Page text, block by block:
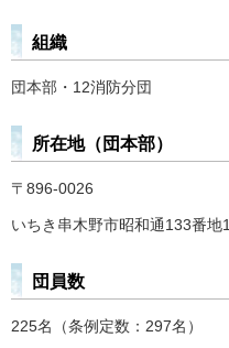
組織
団本部・12消防分団
所在地（団本部）
〒896-0026
いちき串木野市昭和通133番地1
団員数
225名（条例定数：297名）